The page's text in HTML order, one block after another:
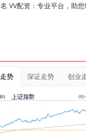
VV配资：专业平台，助您
走势 深证走势 创业